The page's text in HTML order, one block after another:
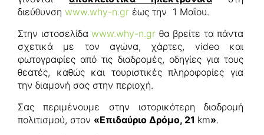
διεύθυνση www.why-n.gr έως την 1 Μαΐου.
Στην ιστοσελίδα www.why-n.gr θα βρείτε τα πάντα
σχετικά με τον αγώνα, χάρτες, video και
φωτογραφίες από τις διαδρομές, οδηγίες για τους
θεατές, καθώς και τουριστικές πληροφορίες για
την διαμονή σας στην περιοχή.
Σας περιμένουμε στην ιστορικότερη διαδρομή
πολιτισμού, στον «Επιδαύριο Δρόμο, 21 km».